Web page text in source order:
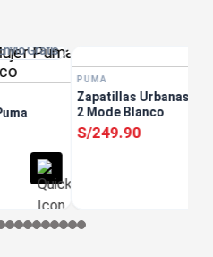
PUMA
Zapatillas Urbanas
2 Mode Blanco
S/249.90